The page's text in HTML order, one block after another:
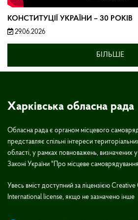
КОНСТИТУЦІЇ УКРАЇНИ – 30 РОКІВ
29.06.2026
БІЛЬШЕ
Харківська обласна рада
Обласна рада є органом місцевого
представляє спільні інтереси
області, у рамках повноважень, визначених у
Законі України "Про місцеве самоврядування
Увесь вміст доступний за ліцензією
International license, якщо не зазначено інше